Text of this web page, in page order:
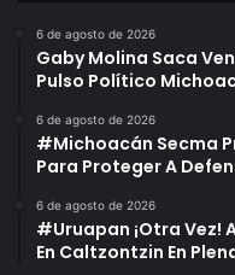
6 de agosto de 2026
Gaby Molina Saca
Pulso Político
6 de agosto de 2026
#Michoacán Secma
Para Proteger A
6 de agosto de 2026
#Uruapan ¡Otra Vez!
En Caltzontzin En